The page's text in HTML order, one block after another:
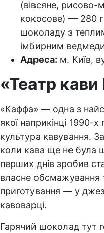
(вівсяне, рисово-
кокосове) — 280
шоколаду з
імбирним
Адреса: м. Київ,
«Театр
«Каффа» — одна з
якої наприкінці 1990-
культура кавування.
коли кава ще не була
перших днів зробив
власне обсмажування
приготування — у
кавоварці.
Гарячий шоколад тут